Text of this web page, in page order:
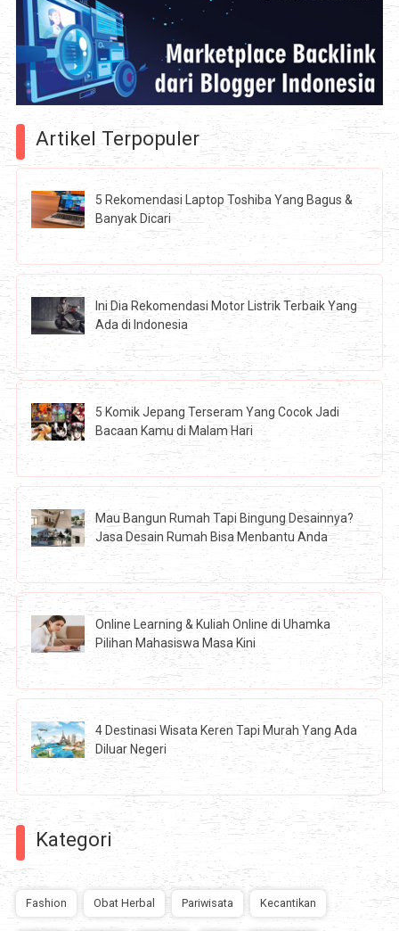
Artikel Terpopuler
5 Rekomendasi Laptop Toshiba Yang Bagus &
Banyak Dicari
Ini Dia Rekomendasi Motor Listrik Terbaik Yang
Ada di Indonesia
5 Komik Jepang Terseram Yang Cocok Jadi
Bacaan Kamu di Malam Hari
Mau Bangun Rumah Tapi Bingung Desainnya?
Jasa Desain Rumah Bisa Menbantu Anda
Online Learning & Kuliah Online di Uhamka
Pilihan Mahasiswa Masa Kini
4 Destinasi Wisata Keren Tapi Murah Yang Ada
Diluar Negeri
Kategori
Fashion Obat Herbal Pariwisata Kecantikan